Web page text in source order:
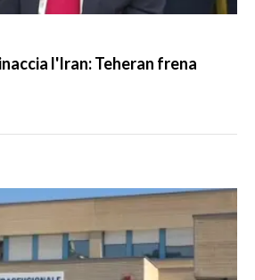
l'Iran: Teheran frena